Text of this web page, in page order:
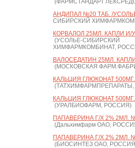
(ФАРМСТАНДАРТ
АНДИПАЛ №20 ТАБ. /
СИБИРСКИЙ
КОРВАЛОЛ 25МЛ. КАПЛИ
(УСОЛЬЕ-СИБИРСКИЙ
ХИМФАРМКОМБИНАТ,
ВАЛОСЕДАТИН 25МЛ.
(МОСКОВСКАЯ
КАЛЬЦИЯ ГЛЮКОНАТ
КАЛЬЦИЯ ГЛЮКОНАТ
(УРАЛБИОФАРМ, РОССИЯ)
ПАПАВЕРИНА Г/Х 2% 2МЛ.
(Дальхимфарм ОАО,
ПАПАВЕРИНА Г/Х 2% 2МЛ.
(БИОСИНТЕЗ ОАО,